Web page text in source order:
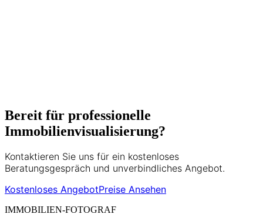
Bereit für professionelle
Immobilienvisualisierung?
Kontaktieren Sie uns für ein kostenloses
Beratungsgespräch und unverbindliches Angebot.
Kostenloses AngebotPreise Ansehen
IMMOBILIEN-FOTOGRAF